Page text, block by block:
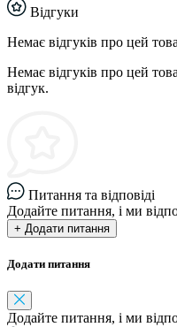
Відгуки
Немає відгуків про цей
Немає відгуків про цей
відгук.
Питання та відповіді
Додайте питання, і ми
+ Додати питання
Додати питання
Додайте питання, і ми